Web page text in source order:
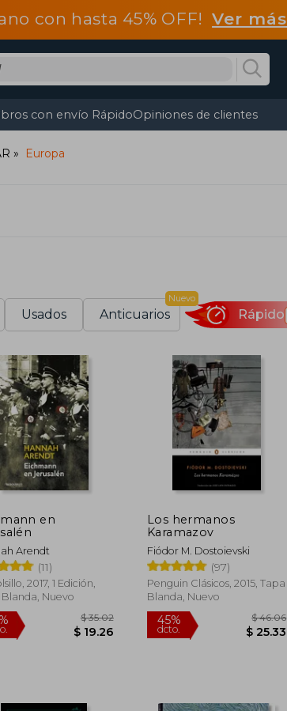
con hasta 45% OFF!Ver más
con envío RápidoOpiniones de clientes
Europa
Usados Anticuarios
Nuevo
Rápido
en
Arendt
(11)
2017, 1 Edición,
Nuevo
$ 19.26
Los hermanos
Karamazov
Fiódor M. Dostoievski
(97)
Penguin Clásicos, 2015, Tapa
Blanda, Nuevo